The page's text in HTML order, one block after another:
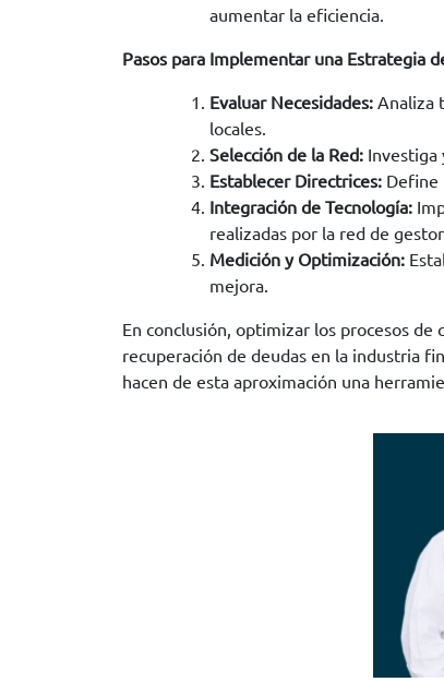
aumentar la eficiencia.
Pasos para Implementar una Estrategia
Evaluar Necesidades: Analiza
locales.
Selección de la Red: Investiga
Establecer Directrices: Define
Integración de Tecnología:
realizadas por la red de
Medición y Optimización:
mejora.
En conclusión, optimizar los procesos
recuperación de deudas en la industria
hacen de esta aproximación una